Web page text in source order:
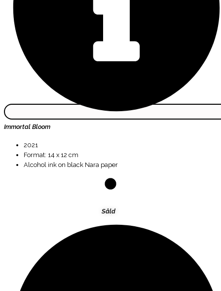
Immortal Bloom
2021
Format: 14 x 12 cm
Alcohol ink on black Nara paper
Såld